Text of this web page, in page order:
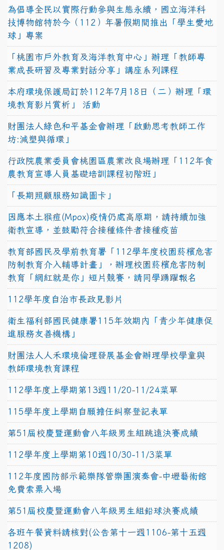
為倡導全民以實際行動參與生態永續，國立海洋科
技博物館特於今（112）年暑假期間推出「學生愛地
球」專案
「桃園市戶外教育及海洋教育中心」辦理「教師專
業成長研習及專業對話分享」講座系列課程
本府環境保護局訂於112年7月18日（二）辦理「環
境教育影片賞析」 活動
財團法人綠色和平基金會辦理「啟動思考教師工作
坊:減塑與循環」
行政院農業委員會桃園區農業改良場辦理「112年食
農教育宣導人員基礎培訓課程初階班」
「長期照顧服務知識圖卡」
因應本土猴痘(Mpox)疫情仍處高原期，請持續加強
衛教宣導，並鼓勵符合接種條件者接種疫苗
教育部國民及學前教育署「112學年度校園菸檳危害
防制教育介入輔導計畫」，辦理校園菸檳危害防制
教育「網紅就是你」短片競賽，請同學踴躍報名
112學年度自治市長政見影片
衛生福利部國民健康署115年效期內「青少年健康促
進服務友善機構」
財團法人人禾環境倫理發展基金會辦理學校學童與
教師環境教育課程
112學年度上學期第13週11/20-11/24菜單
115學年度上學期自願擔任糾察登記表單
第51屆校慶暨運動會八年級男生組跳遠決賽成績
112學年度上學期第10週10/30-11/3菜單
112年度國防部示範樂隊管樂團演奏會-中壢藝術館
免費索票入場
第51屆校慶暨運動會八年級男生組鉛球決賽成績
各班午餐資料請核對(公告第十一週1106-第十五週
1208)